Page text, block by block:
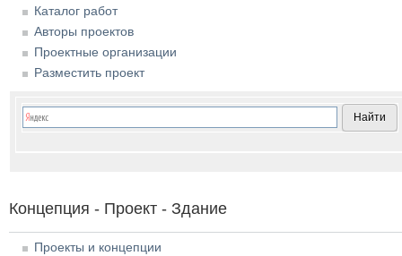
Каталог работ
Авторы проектов
Проектные организации
Разместить проект
Концепция - Проект - Здание
Проекты и концепции